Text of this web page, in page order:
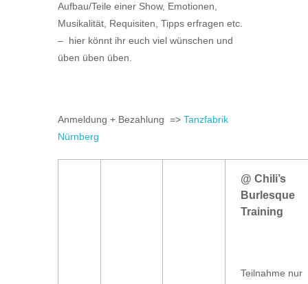
Aufbau/Teile einer Show, Emotionen,
Musikalität, Requisiten, Tipps erfragen etc.
– hier könnt ihr euch viel wünschen und
üben üben üben.
Anmeldung + Bezahlung => Tanzfabrik
Nürnberg
@ Chili’s
Burlesque
Training
Teilnahme nur